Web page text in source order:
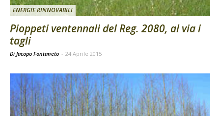
ENERGIE RINNOVABILI
Pioppeti ventennali del Reg. 2080, al via i
tagli
Di Jacopo Fontaneto - 24 Aprile 2015